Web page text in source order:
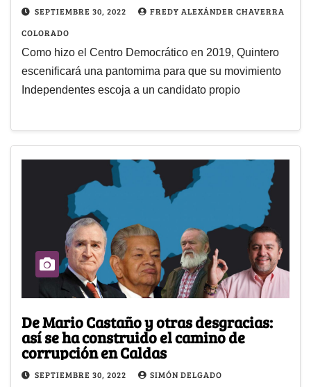
SEPTIEMBRE 30, 2022
FREDY ALEXÁNDER CHAVERRA
COLORADO
Como hizo el Centro Democrático en 2019, Quintero
escenificará una pantomima para que su movimiento
Independentes escoja a un candidato propio
De Mario Castaño y otras desgracias:
así se ha construido el camino de
corrupción en Caldas
SEPTIEMBRE 30, 2022
SIMÓN DELGADO